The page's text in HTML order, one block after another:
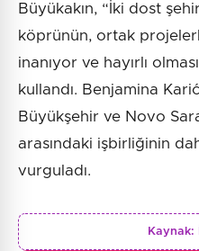
Büyükakın, “İki dost
köprünün, ortak
inanıyor ve hayırlı
kullandı. Benjamina
Büyükşehir ve Novo
arasındaki işbirliğinin
vurguladı.
Kaynak: